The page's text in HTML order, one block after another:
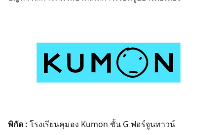
พิกัด : โรงเรียนคุมอง Kumon ชั้น G ฟอร์จูนทาวน์